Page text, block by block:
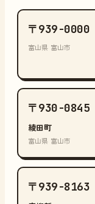
〒939-0000
富山県 富山市
〒930-0845
綾田町
富山県 富山市
〒939-8163